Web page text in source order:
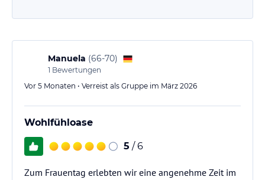
Manuela (66-70)
1 Bewertungen
Vor 5 Monaten • Verreist als Gruppe im März 2026
Wohlfühloase
5 / 6
Zum Frauentag erlebten wir eine angenehme Zeit im